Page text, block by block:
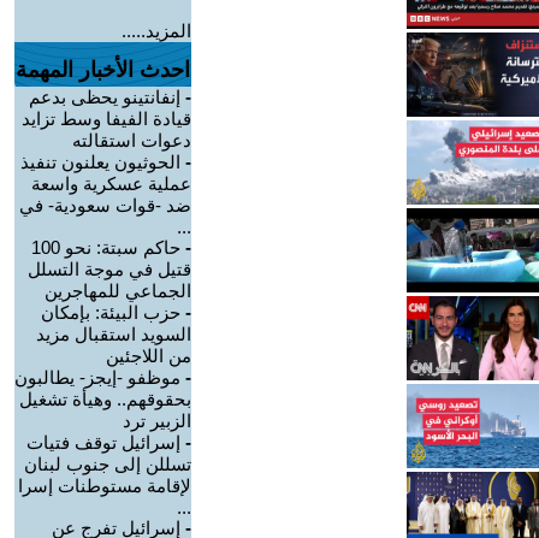
المزيد.....
احدث الأخبار المهمة
- إنفانتينو يحظى بدعم
قيادة الفيفا وسط تزايد
دعوات استقالته
- الحوثيون يعلنون تنفيذ
عملية عسكرية واسعة
ضد -قوات سعودية- في
...
-
حاكم سبتة: نحو 100
قتيل في موجة التسلل
الجماعي للمهاجرين
- حزب البيئة: بإمكان
السويد استقبال مزيد
من اللاجئين
- موظفو -إيجز- يطالبون
بحقوقهم.. وهيأة تشغيل
الزبير ترد
- إسرائيل توقف فتيات
تسللن إلى جنوب لبنان
لإقامة مستوطنات إسرا
...
- إسرائيل تفرج عن